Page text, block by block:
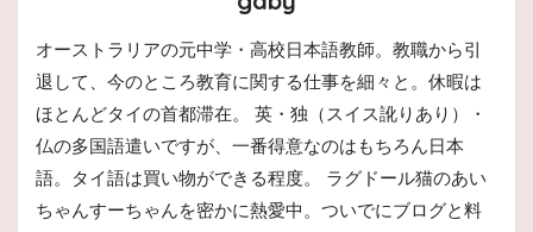
オーストラリアの元中学・高校日本語教師。教職から引
退して、今のところ教育に関する仕事を細々と。休暇は
ほとんどタイの首都滞在。 英・独（スイス訛りあり）・
仏の多国語遣いですが、一番得意なのはもちろん日本
語。タイ語は買い物ができる程度。 ラグドール猫のあい
ちゃんすーちゃんを密かに熱愛中。ついでにブログと料